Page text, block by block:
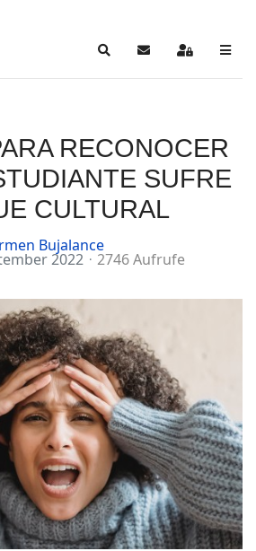
SearchUpdatesSign In
RECONOCER
SUFRE
CULTURAL
Bujalance
2022 2746 Aufrufe